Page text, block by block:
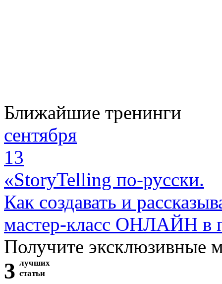
Ближайшие тренинги
сентября
13
«StoryTelling по-русски.
Как создавать и
мастер-класс ОНЛАЙН в
Получите эксклюзивные
3 лучших
статьи